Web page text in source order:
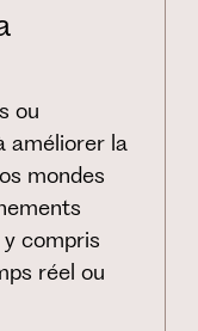
ou
améliorer la
mondes
compris
réel ou